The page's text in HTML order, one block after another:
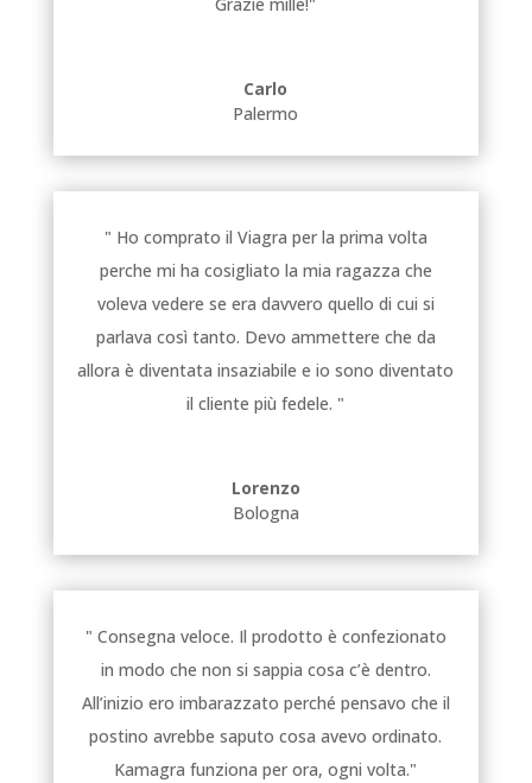
Carlo
Palermo
" Ho comprato il Viagra per la prima volta
perche mi ha cosigliato la mia ragazza che
voleva vedere se era davvero quello di cui si
parlava così tanto. Devo ammettere che da
allora è diventata insaziabile e io sono diventato
il cliente più fedele. "
Lorenzo
Bologna
" Consegna veloce. Il prodotto è confezionato
in modo che non si sappia cosa c’è dentro.
All’inizio ero imbarazzato perché pensavo che il
postino avrebbe saputo cosa avevo ordinato.
Kamagra funziona per ora, ogni volta."